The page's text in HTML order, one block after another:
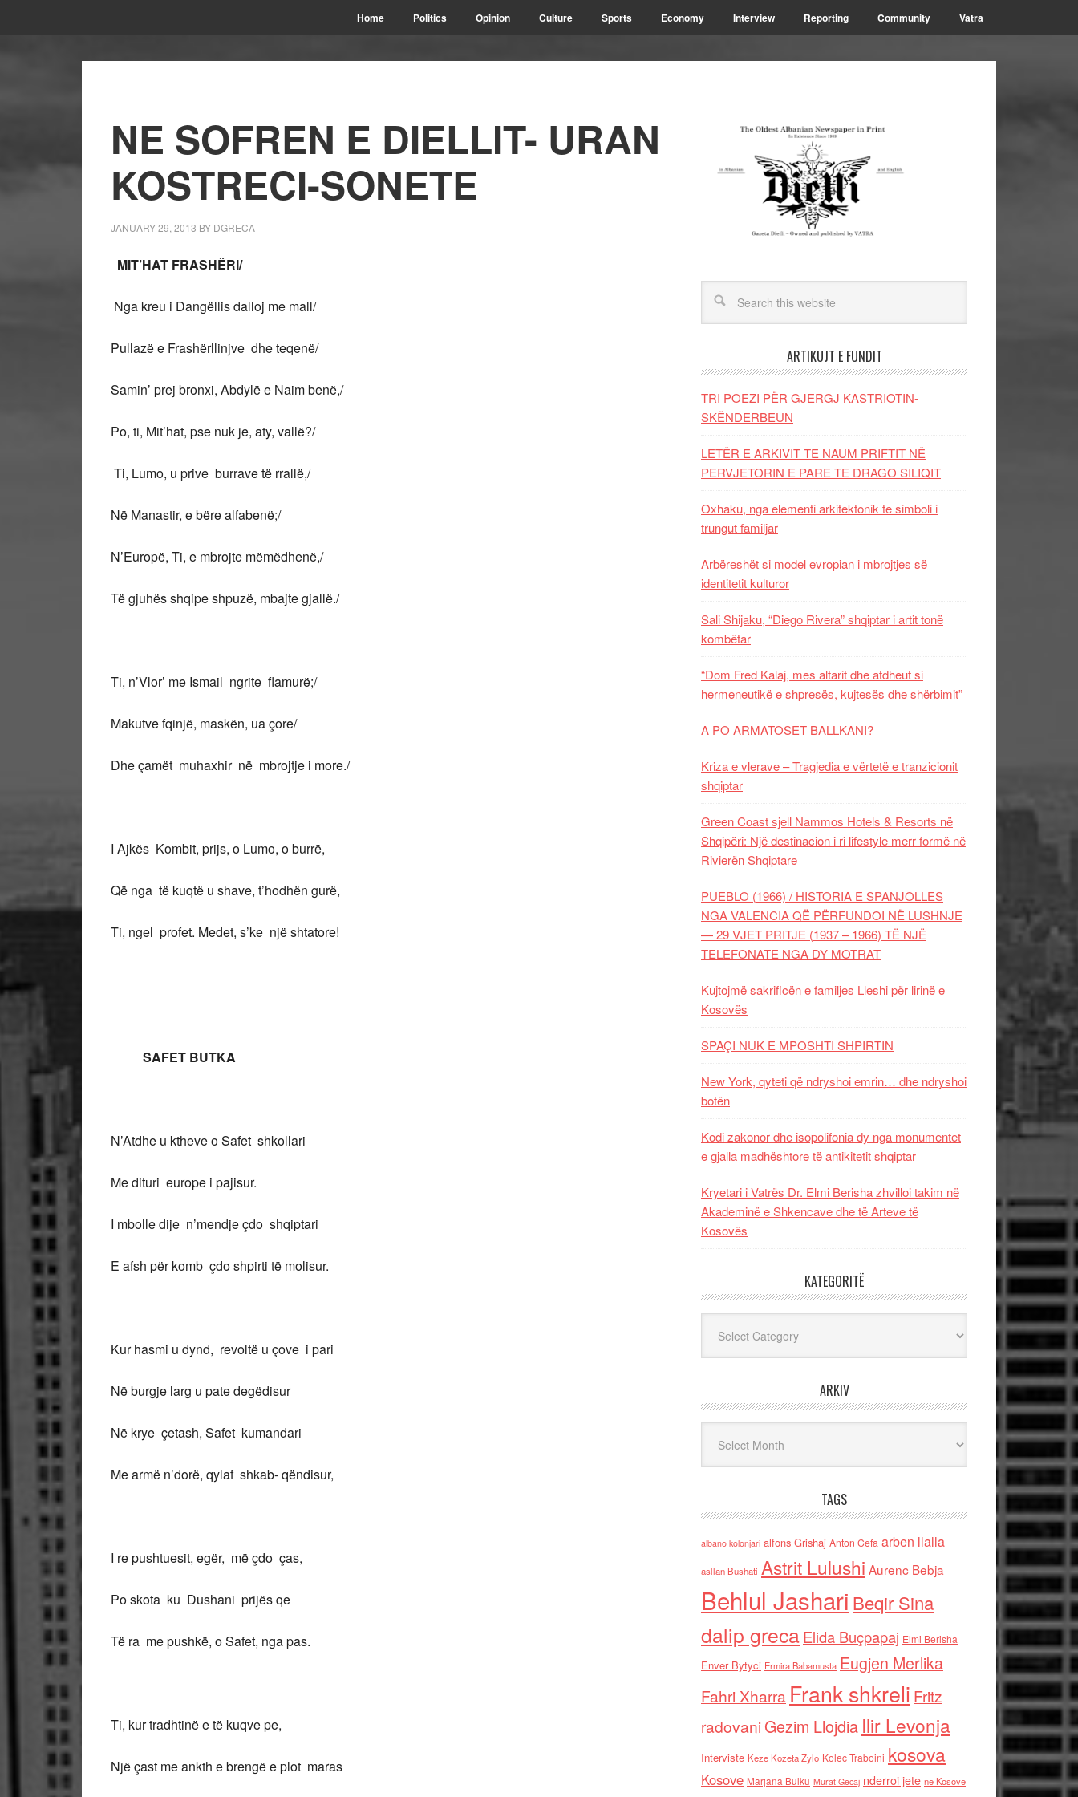
Home Politics Opinion Culture Sports Economy Interview Reporting Community Vatra
NE SOFREN E DIELLIT- URAN
KOSTRECI-SONETE
JANUARY 29, 2013 BY DGRECA
MIT’HAT FRASHËRI/
Nga kreu i Dangëllis dalloj me mall/
Pullazë e Frashërllinjve dhe teqenë/
Samin’ prej bronxi, Abdylë e Naim benë,/
Po, ti, Mit’hat, pse nuk je, aty, vallë?/
Ti, Lumo, u prive burrave të rrallë,/
Në Manastir, e bëre alfabenë;/
N’Europë, Ti, e mbrojte mëmëdhenë,/
Të gjuhës shqipe shpuzë, mbajte gjallë./
Ti, n’Vlor’ me Ismail ngrite flamurë;/
Makutve fqinjë, maskën, ua çore/
Dhe çamët muhaxhir në mbrojtje i more./
I Ajkës Kombit, prijs, o Lumo, o burrë,
Që nga të kuqtë u shave, t’hodhën gurë,
Ti, ngel profet. Medet, s’ke një shtatore!
SAFET BUTKA
N’Atdhe u ktheve o Safet shkollari
Me dituri europe i pajisur.
I mbolle dije n’mendje çdo shqiptari
E afsh për komb çdo shpirti të molisur.
Kur hasmi u dynd, revoltë u çove i pari
Në burgje larg u pate degëdisur
Në krye çetash, Safet kumandari
Me armë n’dorë, qylaf shkab- qëndisur,
I re pushtuesit, egër, më çdo ças,
Po skota ku Dushani prijës qe
Të ra me pushkë, o Safet, nga pas.
Ti, kur tradhtinë e të kuqve pe,
Një çast me ankth e brengë e plot maras
ARTIKUJT E FUNDIT
TRI POEZI PËR GJERGJ KASTRIOTIN-
SKËNDERBEUN
LETËR E ARKIVIT TE NAUM PRIFTIT NË
PERVJETORIN E PARE TE DRAGO SILIQIT
Oxhaku, nga elementi arkitektonik te simboli i
trungut familjar
Arbëreshët si model evropian i mbrojtjes së
identitetit kulturor
Sali Shijaku, “Diego Rivera” shqiptar i artit tonë
kombëtar
“Dom Fred Kalaj, mes altarit dhe atdheut si
hermeneutikë e shpresës, kujtesës dhe shërbimit”
A PO ARMATOSET BALLKANI?
Kriza e vlerave – Tragjedia e vërtetë e tranzicionit
shqiptar
Green Coast sjell Nammos Hotels & Resorts në
Shqipëri: Një destinacion i ri lifestyle merr formë në
Rivierën Shqiptare
PUEBLO (1966) / HISTORIA E SPANJOLLES
NGA VALENCIA QË PËRFUNDOI NË LUSHNJE
— 29 VJET PRITJE (1937 – 1966) TË NJË
TELEFONATE NGA DY MOTRAT
Kujtojmë sakrificën e familjes Lleshi për lirinë e
Kosovës
SPAÇI NUK E MPOSHTI SHPIRTIN
New York, qyteti që ndryshoi emrin… dhe ndryshoi
botën
Kodi zakonor dhe isopolifonia dy nga monumentet
e gjalla madhështore të antikitetit shqiptar
Kryetari i Vatrës Dr. Elmi Berisha zhvilloi takim në
Akademinë e Shkencave dhe të Arteve të
Kosovës
KATEGORITË
ARKIV
TAGS
albano kolonjari alfons Grishaj Anton Cefa arben llalla
asllan Bushati Astrit Lulushi Aurenc Bebja
Behlul Jashari Beqir Sina
dalip grecaElida Buçpapaj Elmi Berisha
Enver Bytyci Ermira Babamusta Eugjen Merlika
Fahri Xharra Frank shkreli Fritz
radovaniGezim Llojdia Ilir Levonja
Interviste Keze Kozeta Zylo Kolec Traboini kosova
Kosove Marjana Bulku Murat Gecaj nderroi jete ne Kosove